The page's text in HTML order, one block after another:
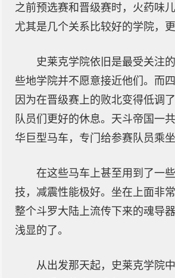
之前预选赛和晋级赛时，火药味
尤其是几个关系比较好的学院，更
史莱克学院依旧是最受关注
些地学院并不愿意接近他们。而
因为在晋级赛上的败北变得低调
队员们更好的休息。天斗帝国一
华巨型马车，专门给参赛队员乘坐
在这些马车上甚至用到了一
技，减震性能极好。坐在上面非
整个斗罗大陆上流传下来的魂导
浅显的了。
从出发那天起，史莱克学院